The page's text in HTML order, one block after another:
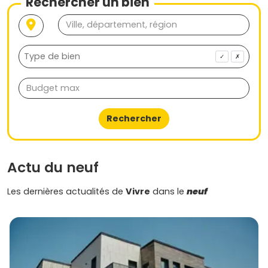
✓ ✗
Rechercher
Actu du neuf
Les dernières actualités de Vivre dans le neuf